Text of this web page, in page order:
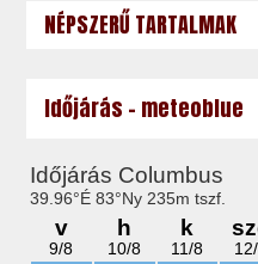
NÉPSZERŰ TARTALMAK
Időjárás - meteoblue